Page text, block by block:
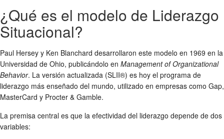
¿Qué es el modelo de Liderazgo
Situacional?
Paul Hersey y Ken Blanchard desarrollaron este modelo en 1969 en la
Universidad de Ohio, publicándolo en Management of Organizational
Behavior. La versión actualizada (SLII®) es hoy el programa de
liderazgo más enseñado del mundo, utilizado en empresas como Gap,
MasterCard y Procter & Gamble.
La premisa central es que la efectividad del liderazgo depende de dos
variables: